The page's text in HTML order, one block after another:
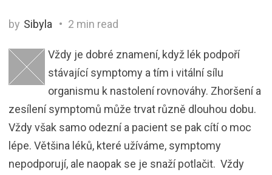
by Sibyla 2 min read
Vždy je dobré znamení, když lék podpoří
stávající symptomy a tím i vitální sílu
organismu k nastolení rovnováhy. Zhoršení a
zesílení symptomů může trvat různě dlouhou dobu.
Vždy však samo odezní a pacient se pak cítí o moc
lépe. Většina léků, které užíváme, symptomy
nepodporují, ale naopak se je snaží potlačit. Vždy